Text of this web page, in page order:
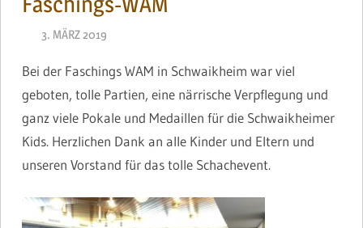
3. MÄRZ 2019
Bei der Faschings WAM in Schwaikheim war viel
geboten, tolle Partien, eine närrische Verpflegung und
ganz viele Pokale und Medaillen für die Schwaikheimer
Kids. Herzlichen Dank an alle Kinder und Eltern und
unseren Vorstand für das tolle Schachevent.